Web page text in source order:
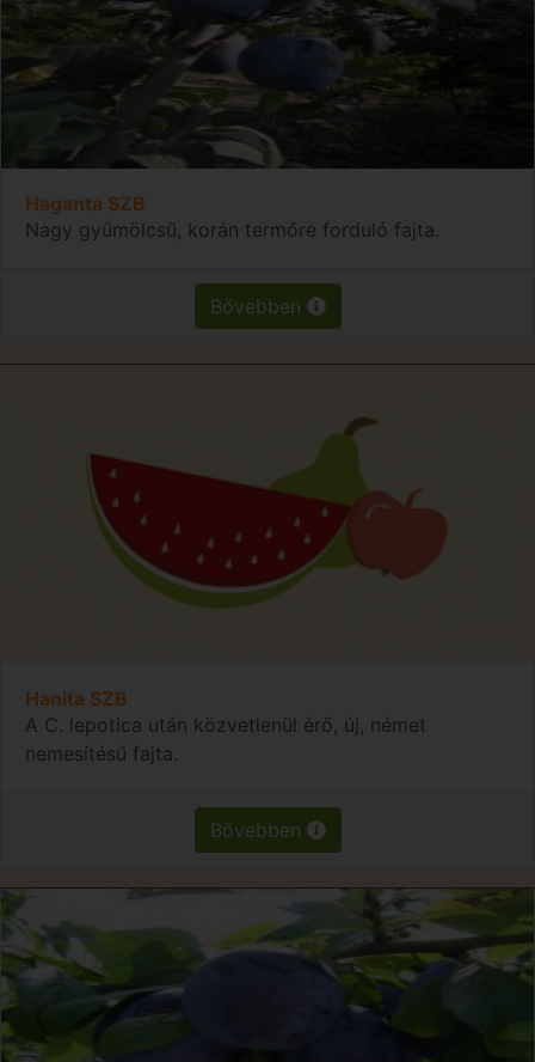
Haganta SZB
Nagy gyümölcsű, korán termőre forduló fajta.
Bővebben
Hanita SZB
A C. lepotica után közvetlenül érő, új, német
nemesítésű fajta.
Bővebben